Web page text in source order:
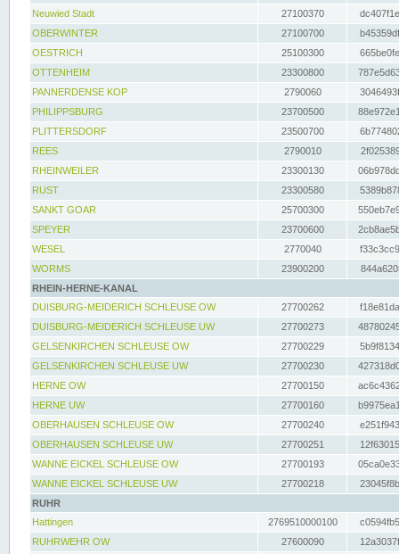
Neuwied Stadt
27100370
OBERWINTER
27100700
OESTRICH
25100300
OTTENHEIM
23300800
PANNERDENSE KOP
2790060
PHILIPPSBURG
23700500
PLITTERSDORF
23500700
REES
2790010
RHEINWEILER
23300130
RUST
23300580
SANKT GOAR
25700300
SPEYER
23700600
WESEL
2770040
WORMS
23900200
RHEIN-HERNE-KANAL
DUISBURG-MEIDERICH SCHLEUSE OW
27700262
DUISBURG-MEIDERICH SCHLEUSE UW
27700273
GELSENKIRCHEN SCHLEUSE OW
27700229
GELSENKIRCHEN SCHLEUSE UW
27700230
HERNE OW
27700150
HERNE UW
27700160
OBERHAUSEN SCHLEUSE OW
27700240
OBERHAUSEN SCHLEUSE UW
27700251
WANNE EICKEL SCHLEUSE OW
27700193
WANNE EICKEL SCHLEUSE UW
27700218
RUHR
Hattingen
2769510000100
RUHRWEHR OW
27600090